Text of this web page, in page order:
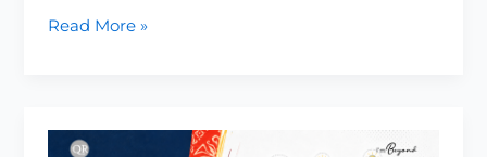
Minggu
Read More »
Dari